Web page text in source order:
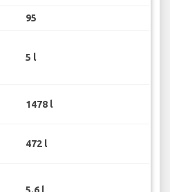
95
5 l
1478 l
472 l